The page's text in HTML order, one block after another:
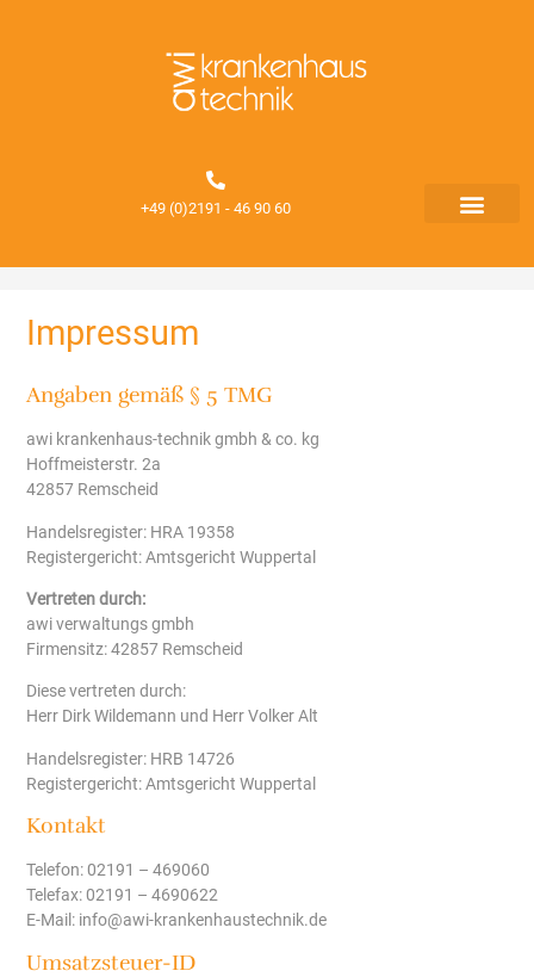
+49 (0)2191 - 46 90 60
Impressum
Angaben gemäß § 5 TMG
awi krankenhaus-technik gmbh & co. kg
Hoffmeisterstr. 2a
42857 Remscheid
Handelsregister: HRA 19358
Registergericht: Amtsgericht Wuppertal
Vertreten durch:
awi verwaltungs gmbh
Firmensitz: 42857 Remscheid
Diese vertreten durch:
Herr Dirk Wildemann und Herr Volker Alt
Handelsregister: HRB 14726
Registergericht: Amtsgericht Wuppertal
Kontakt
Telefon: 02191 – 469060
Telefax: 02191 – 4690622
E-Mail: info@awi-krankenhaustechnik.de
Umsatzsteuer-ID